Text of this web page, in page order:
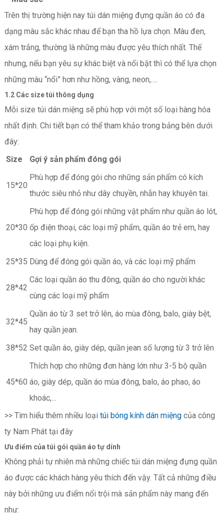
Trên thị trường hiện nay túi dán miệng đựng quần áo có đa
dạng màu sắc khác nhau để bạn tha hồ lựa chọn. Màu đen,
xám trắng, thường là những màu được yêu thích nhất. Thế
nhưng, nếu bạn yêu sự khác biệt và nổi bật thì có thể lựa chọn
những màu “nổi” hơn như hồng, vàng, neon,….
1.2 Các size túi thông dụng
Mỗi size túi dán miệng sẽ phù hợp với một số loại hàng hóa
nhất định. Chi tiết bạn có thể tham khảo trong bảng bên dưới
đây:
Size
Gợi ý sản phẩm đóng gói
15*20
Phù hợp để đóng gói cho những sản phẩm có kích
thước siêu nhỏ như dây chuyền, nhẫn hay khuyên tai.
20*30
Phù hợp để đóng gói những vật phẩm như quần áo lót,
ốp điện thoại, các loại mỹ phẩm, quần áo trẻ em, hay
các loại phụ kiện.
25*35 Dùng để đóng gói quần áo, và các loại mỹ phẩm
28*42
Các loại quần áo thu đông, quần áo cho người khác
cùng các loại mỹ phẩm
32*45
Quần áo từ 3 set trở lên, áo mùa đông, balo, giày bệt,
hay quần jean.
38*52 Set quần áo, giày dép, quần jean số lượng từ 3 trở lên
45*60
Thích hợp cho những đơn hàng lớn như 3-5 bộ quần
áo, giày dép, quần áo mùa đông, balo, áo phao, áo
khoác,…
>> Tìm hiểu thêm nhiều loại túi bóng kính dán miệngcủa công
ty Nam Phát tại đây
Ưu điểm của túi gói quần áo tự dính
Không phải tự nhiên mà những chiếc túi dán miệng đựng quần
áo được các khách hàng yêu thích đến vậy. Tất cả những điều
này bởi những ưu điểm nổi trội mà sản phẩm này mang đến
như: